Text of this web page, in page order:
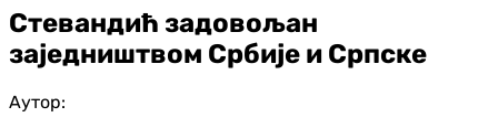
Стевандић задовољан
заједништвом Србије и Српске
Аутор: